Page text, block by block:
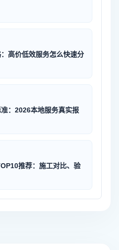
高价低效服务怎么快速分
：2026本地服务真实报
推荐：施工对比、验